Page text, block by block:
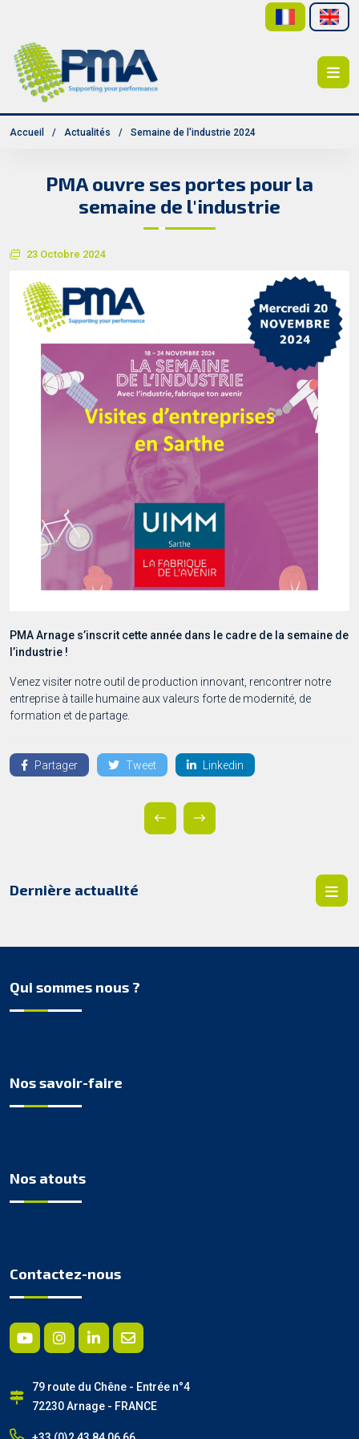
Accueil Actualités Semaine de l'industrie 2024
PMA ouvre ses portes pour la
semaine de l'industrie
23 Octobre 2024
PMA Arnage s’inscrit cette année dans le cadre de la semaine de
l’industrie !
Venez visiter notre outil de production innovant, rencontrer notre
entreprise à taille humaine aux valeurs forte de modernité, de
formation et de partage.
Partager Tweet Linkedin
Dernière actualité
Qui sommes nous ?
Nos savoir-faire
Nos atouts
Contactez-nous
79 route du Chêne - Entrée n°4
72230 Arnage - FRANCE